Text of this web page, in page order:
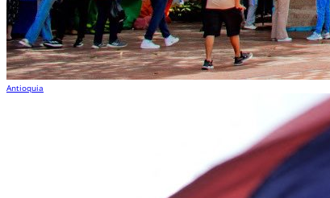
Antioquia